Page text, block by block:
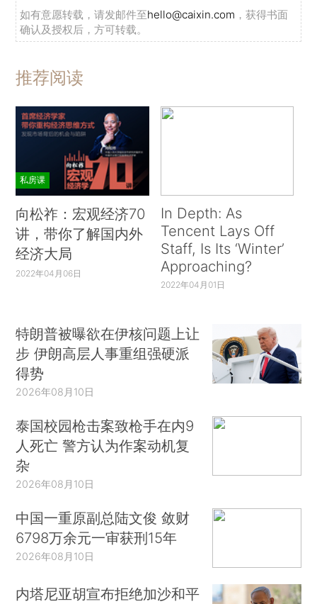
如有意愿转载，请发邮件至hello@caixin.com ，获得书面
确认及授权后，方可转载。
推荐阅读
私房课
向松祚：宏观经济70
讲，带你了解国内外
经济大局
2022年04月06日
In Depth: As
Tencent Lays Off
Staff, Is Its ‘Winter’
Approaching?
2022年04月01日
特朗普被曝欲在伊核问题上让
步 伊朗高层人事重组强硬派
得势
2026年08月10日
泰国校园枪击案致枪手在内9
人死亡 警方认为作案动机复
杂
2026年08月10日
中国一重原副总陆文俊 敛财
6798万余元一审获刑15年
2026年08月10日
内塔尼亚胡宣布拒绝加沙和平